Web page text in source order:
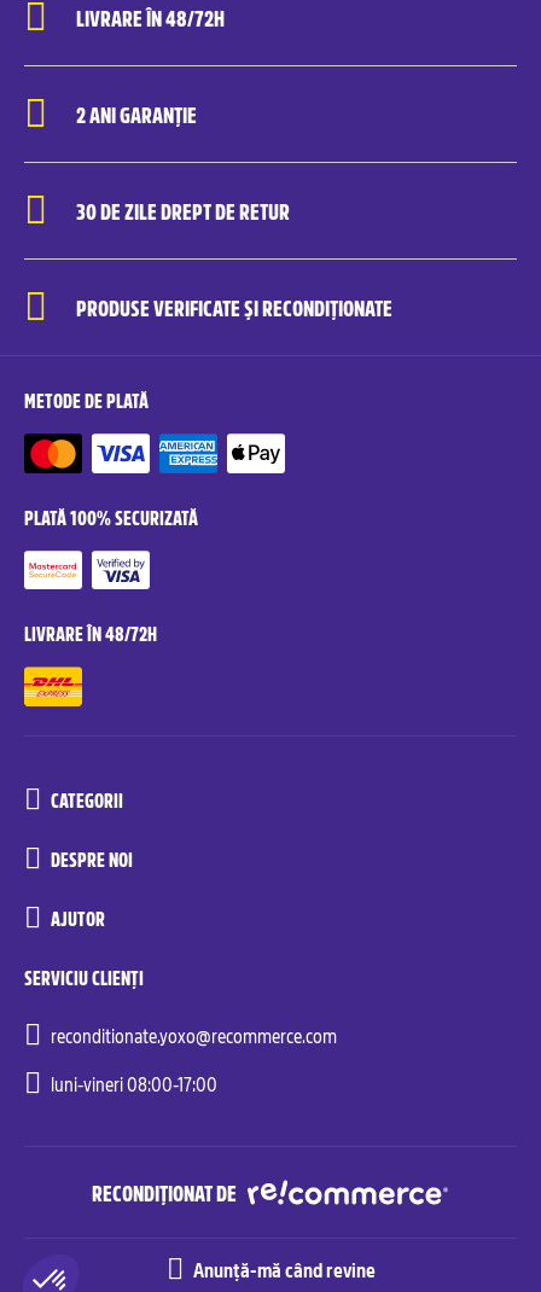
Anunță-mă când revine
LIVRARE ÎN 48/72H
2 ANI GARANȚIE
30 DE ZILE DREPT DE RETUR
PRODUSE VERIFICATE ȘI RECONDIȚIONATE
METODE DE PLATĂ
PLATĂ 100% SECURIZATĂ
LIVRARE ÎN 48/72H
CATEGORII
DESPRE NOI
AJUTOR
SERVICIU CLIENȚI
reconditionate.yoxo@recommerce.com
luni-vineri 08:00-17:00
RECONDIȚIONAT DE
Recommerce© Solutions. All rights reserved.